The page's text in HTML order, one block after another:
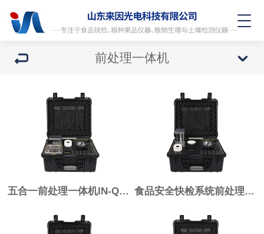
前处理一体机
五合一前处理一体机IN-QC5B 食品安全快检系统前处理一体机IN-QC4B